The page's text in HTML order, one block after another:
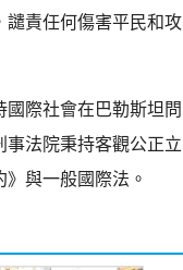
譴責任何傷害平民和攻
際社會在巴勒斯坦問
法院秉持客觀公正立
與一般國際法。